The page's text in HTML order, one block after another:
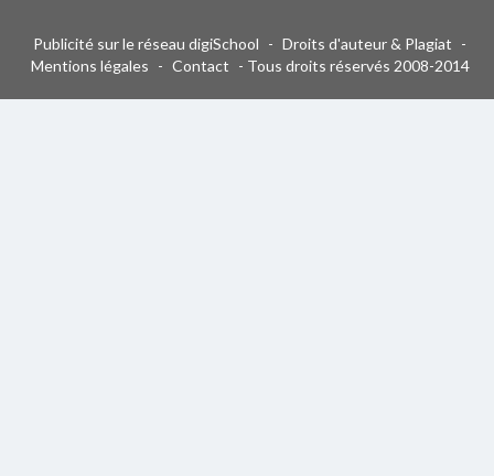
Publicité sur le réseau digiSchool - Droits d'auteur & Plagiat -
Mentions légales - Contact - Tous droits réservés 2008-2014